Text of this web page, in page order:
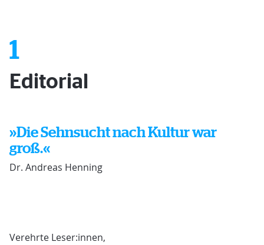
1
Editorial
»Die Sehnsucht nach Kultur war
groß.«
Dr. Andreas Henning
Verehrte Leser:innen,